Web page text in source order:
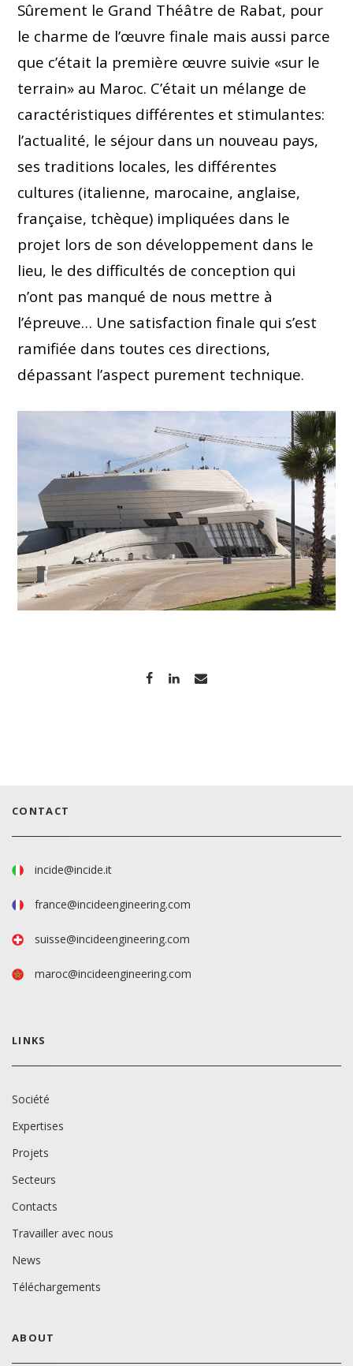
Sûrement le Grand Théâtre de Rabat, pour
le charme de l’œuvre finale mais aussi parce
que c’était la première œuvre suivie «sur le
terrain» au Maroc. C’était un mélange de
caractéristiques différentes et stimulantes:
l’actualité, le séjour dans un nouveau pays,
ses traditions locales, les différentes
cultures (italienne, marocaine, anglaise,
française, tchèque) impliquées dans le
projet lors de son développement dans le
lieu, le des difficultés de conception qui
n’ont pas manqué de nous mettre à
l’épreuve… Une satisfaction finale qui s’est
ramifiée dans toutes ces directions,
dépassant l’aspect purement technique.
CONTACT
incide@incide.it
france@incideengineering.com
suisse@incideengineering.com
maroc@incideengineering.com
LINKS
Société
Expertises
Projets
Secteurs
Contacts
Travailler avec nous
News
Téléchargements
ABOUT